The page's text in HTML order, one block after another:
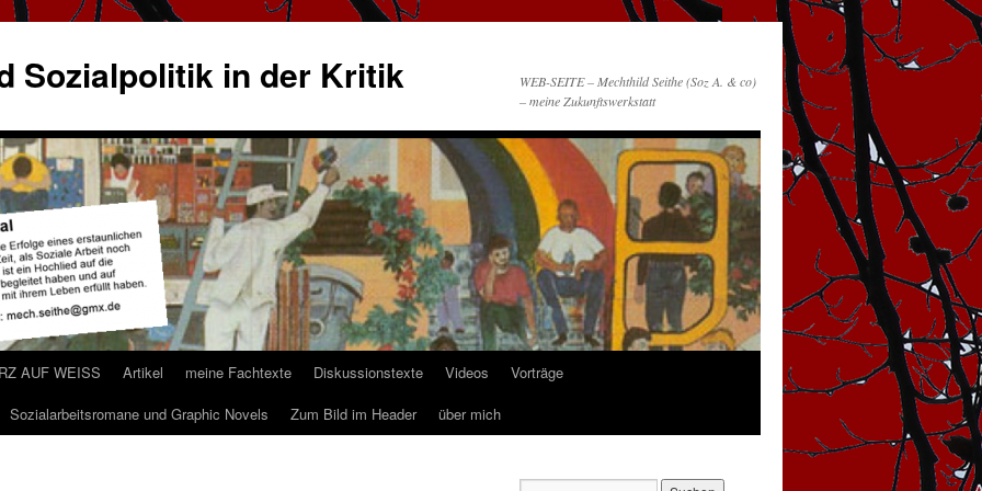
Sozialpolitik in der Kritik
WEB-SEITE – Mechthild Seithe (Soz A. & co)
– meine Zukunftswerkstatt
AUF WEISS Artikel meine Fachtexte Diskussionstexte Videos
Vorträge
Sozialarbeitsromane und Graphic Novels Zum Bild im Header über mich